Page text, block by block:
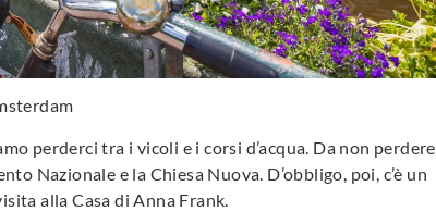
perderci tra i vicoli e i corsi d’acqua. Da non perdere
Nazionale e la Chiesa Nuova. D’obbligo, poi, c’è un
alla Casa di Anna Frank.